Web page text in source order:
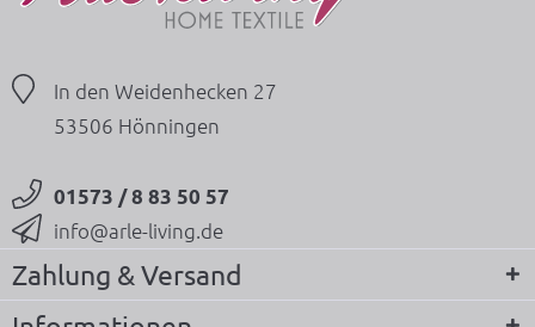
In den Weidenhecken 27
53506 Hönningen
01573 / 8 83 50 57
info@arle-living.de
Zahlung & Versand